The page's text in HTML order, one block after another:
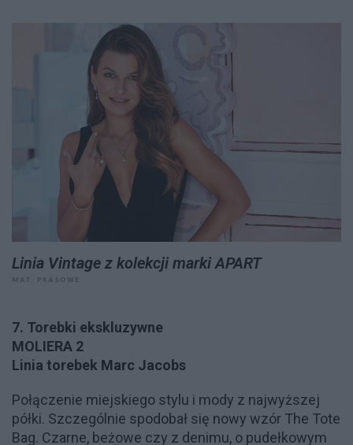
Linia Vintage z kolekcji marki APART
7. Torebki ekskluzywne
MOLIERA 2
Linia torebek Marc Jacobs
Połączenie miejskiego stylu i mody z najwyższej
półki. Szczególnie spodobał się nowy wzór The Tote
Bag. Czarne, beżowe czy z denimu, o pudełkowym